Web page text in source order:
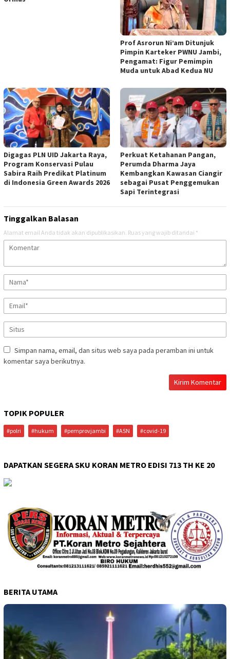
Prof Asrorun Ni’am Ditunjuk
Pimpin Karteker PWNU Jambi,
Pengamat: Figur Pemimpin
Muda untuk Abad Kedua NU
Digagas PLN UID Jakarta Raya,
Program Konservasi Pulau
Sabira Raih Predikat Platinum
di Indonesia Green Awards 2026
Perkuat Ketahanan Pangan,
Perumda Dharma Jaya
Kembangkan Kawasan Ciangir
sebagai Pusat Penggemukan
Sapi Terintegrasi
Tinggalkan Balasan
Alamat email Anda tidak akan dipublikasikan. Ruas yang wajib ditandai *
Simpan nama, email, dan situs web saya pada peramban ini untuk
komentar saya berikutnya.
TOPIK POPULER
#polri #hukum #pemprovjambi #ASN #covid-19
DAPATKAN SEGERA SKU KORAN METRO EDISI 713 TH KE 20
BERITA UTAMA